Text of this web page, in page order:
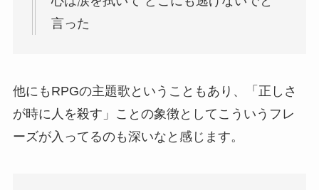
言った
他にもRPGの主題歌ということもあり、「正しさ
が時に人を殺す」ことの象徴としてこういうフレ
ーズが入ってるのも深いなと感じます。